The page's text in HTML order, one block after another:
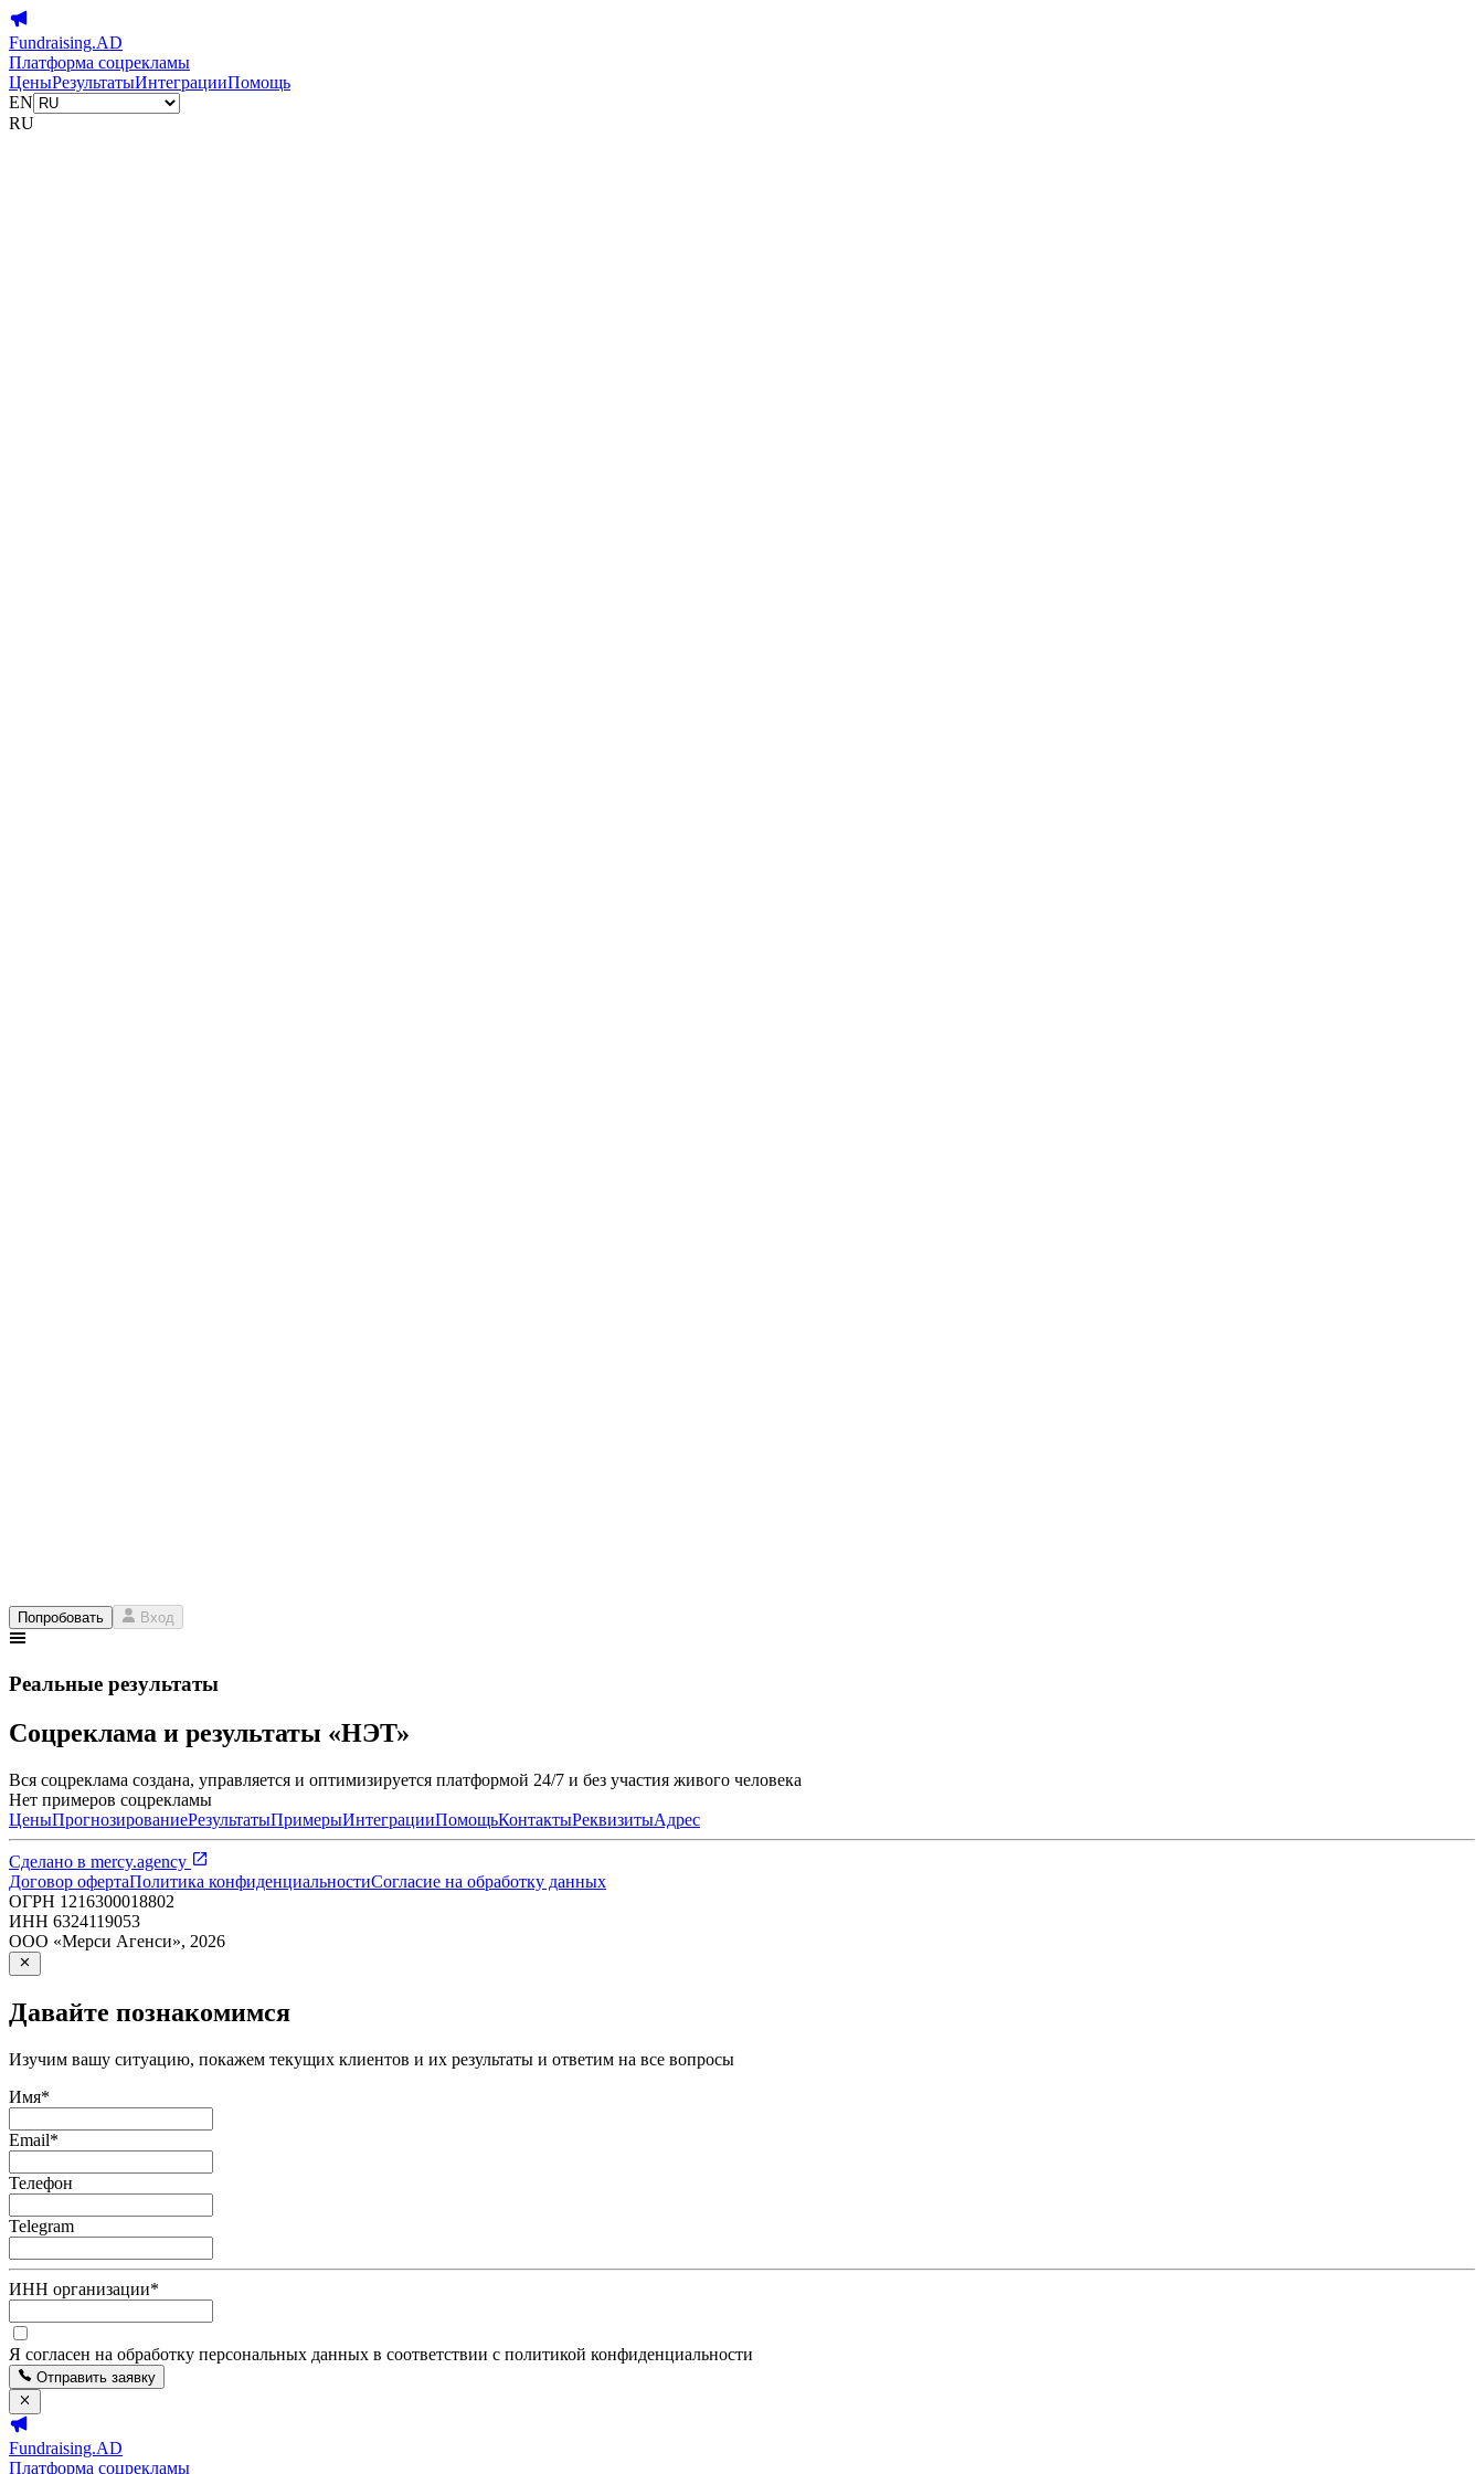
Fundraising.AD
Платформа соцрекламы
ЦеныРезультатыИнтеграцииПомощь
EN
RU
Попробовать Вход
Реальные результаты
Соцреклама и результаты «НЭТ»
Вся соцреклама создана, управляется и оптимизируется платформой 24/7 и без участия живого человека
Нет примеров соцрекламы
ЦеныПрогнозированиеРезультатыПримерыИнтеграцииПомощьКонтактыРеквизитыАдрес
Сделано в mercy.agency
Договор офертаПолитика конфиденциальностиСогласие на обработку данных
ОГРН 1216300018802
ИНН 6324119053
ООО «Мерси Агенси», 2026
Давайте познакомимся
Изучим вашу ситуацию, покажем текущих клиентов и их результаты и ответим на все вопросы
Имя*
Email*
Телефон
Telegram
ИНН организации*
Я согласен на обработку персональных данных в соответствии с политикой конфиденциальности
Отправить заявку
Fundraising.AD
Платформа соцрекламы